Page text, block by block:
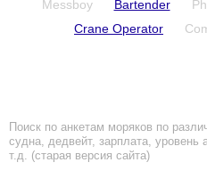
Messboy
Bartender
Crane Operator
Поиск по анкетам моряков по
судна, дедвейт, зарплата, уровень
т.д. (старая версия сайта)